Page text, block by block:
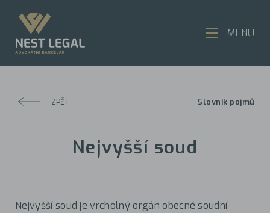
ZPĚT Slovník pojmů
Nejvyšší soud
Nejvyšší soud je vrcholný orgán obecné soudní
MENU